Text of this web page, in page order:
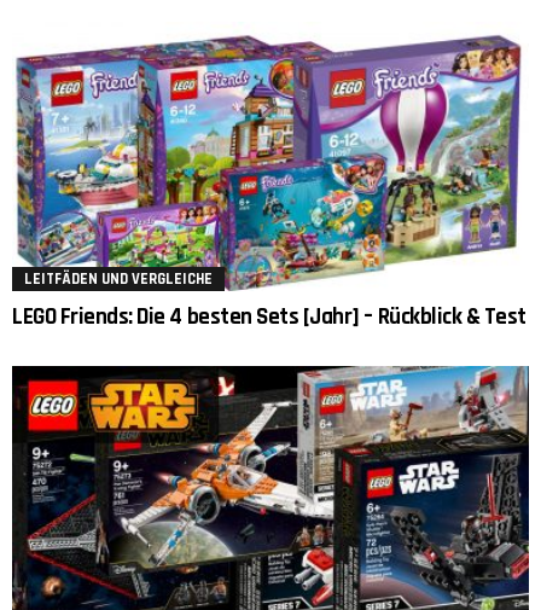
LEITFÄDEN UND VERGLEICHE
LEGO Friends: Die 4 besten Sets [Jahr] – Rückblick & Test